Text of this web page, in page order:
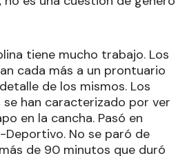
tiene mucho trabajo. Los
cada más a un prontuario
de los mismos. Los
han caracterizado por ver
en la cancha. Pasó en
No se paró de
de 90 minutos que duró